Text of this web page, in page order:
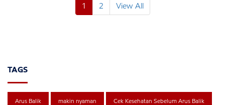
1 2 View All
TAGS
Arus Balik makin nyaman Cek Kesehatan Sebelum Arus Balik